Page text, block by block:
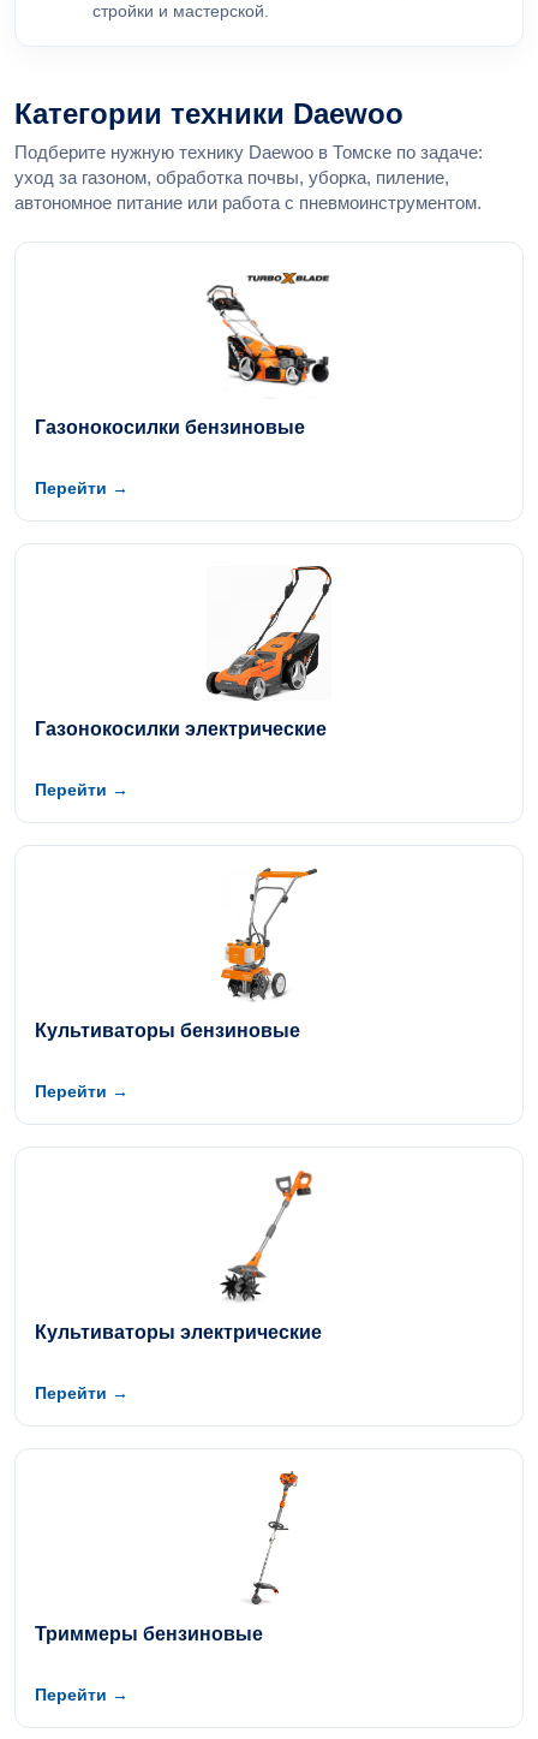
стройки и мастерской.
Категории техники Daewoo
Подберите нужную технику Daewoo в Томске по задаче:
уход за газоном, обработка почвы, уборка, пиление,
автономное питание или работа с пневмоинструментом.
Газонокосилки бензиновые
Перейти →
Газонокосилки электрические
Перейти →
Культиваторы бензиновые
Перейти →
Культиваторы электрические
Перейти →
Триммеры бензиновые
Перейти →